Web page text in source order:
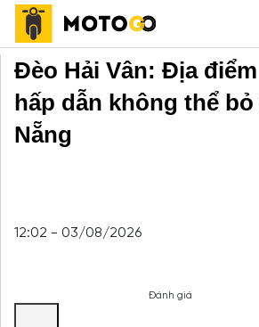
Trang chủ » Du Lịch»
Đèo Hải Vân: Địa
hấp dẫn không thể
Nẵng
12:02 - 03/08/2026
Đánh giá